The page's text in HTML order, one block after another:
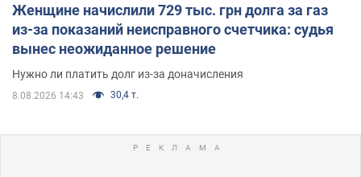
Женщине начислили 729 тыс. грн долга за газ
из-за показаний неисправного счетчика: судья
вынес неожиданное решение
Нужно ли платить долг из-за доначисления
8.08.2026 14:43 30,4 т.